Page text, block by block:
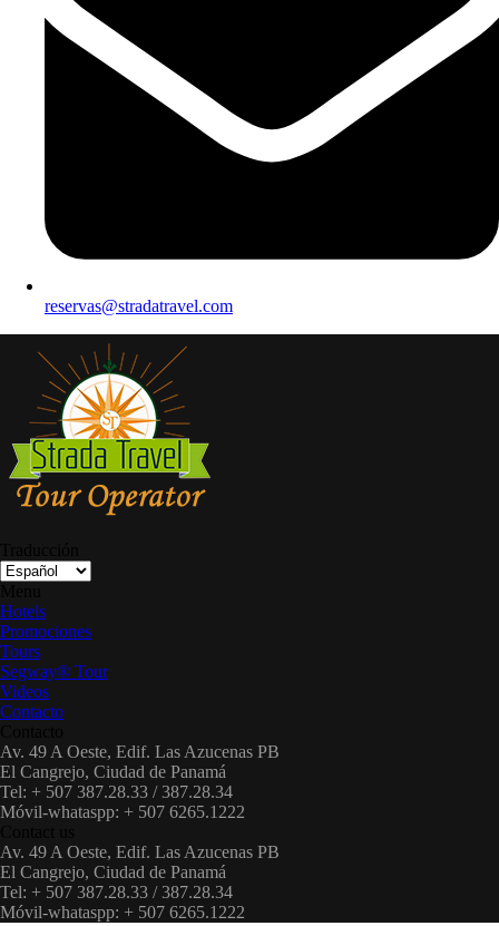
reservas@stradatravel.com
Hotels
Promociones
Tours
Segway® Tour
Videos
Contacto
Av. 49 A Oeste, Edif. Las Azucenas PB
El Cangrejo, Ciudad de Panamá
Tel: + 507 387.28.33 / 387.28.34
Móvil-whataspp: + 507 6265.1222
Av. 49 A Oeste, Edif. Las Azucenas PB
El Cangrejo, Ciudad de Panamá
Tel: + 507 387.28.33 / 387.28.34
Móvil-whataspp: + 507 6265.1222